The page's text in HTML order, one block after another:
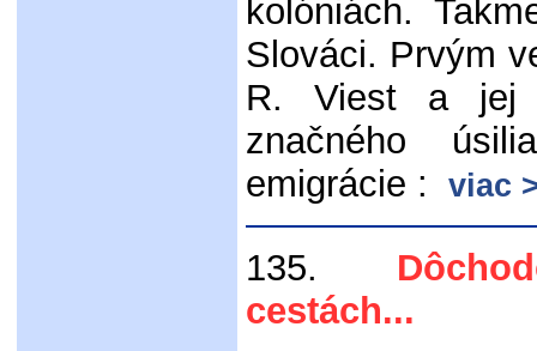
kolóniách.
Slováci. Prvým
R. Viest a jej
značného
emigrácie :
viac
135.
cestách...